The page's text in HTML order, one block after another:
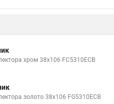
хром 38x106 FC5310ECB
золото 38x106 FG5310ECB